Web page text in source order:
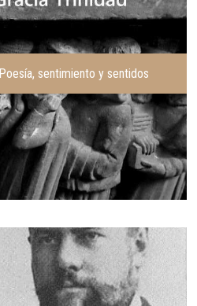
sentimiento y sentidos